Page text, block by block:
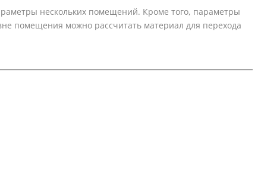
нескольких помещений. Кроме того, параметры
помещения можно рассчитать материал для перехода